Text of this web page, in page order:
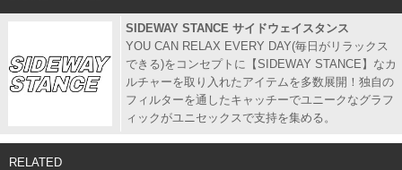
SIDEWAY STANCE サイドウェイスタンス
YOU CAN RELAX EVERY DAY(毎日がリラックス
できる)をコンセプトに【SIDEWAY STANCE】なカ
ルチャーを取り入れたアイテムを多数展開！独自の
フィルターを通したキャッチーでユニークなグラフ
ィックがユニセックスで支持を集める。
RELATED